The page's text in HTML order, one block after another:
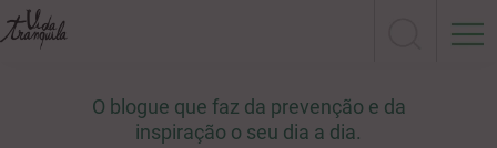
O blogue que faz da prevenção e da
inspiração o seu dia a dia.